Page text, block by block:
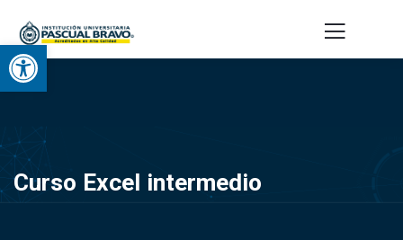
Abrir barra de herramientas
Curso Excel intermedio